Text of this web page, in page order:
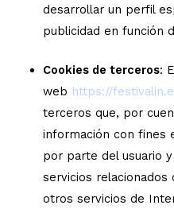
desarrollar un perfil
publicidad en función
Cookies de terceros:
web https://
terceros que, por
información con fines
por parte del usuario
servicios
otros servicios de